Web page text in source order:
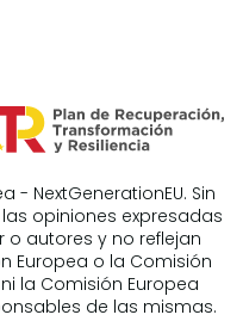
- NextGenerationEU. Sin
opiniones expresadas
autores y no reflejan
Europea o la Comisión
la Comisión Europea
de las mismas.